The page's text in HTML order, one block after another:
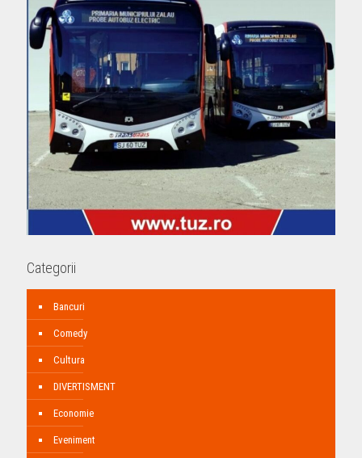
Categorii
Bancuri
Comedy
Cultura
DIVERTISMENT
Economie
Eveniment